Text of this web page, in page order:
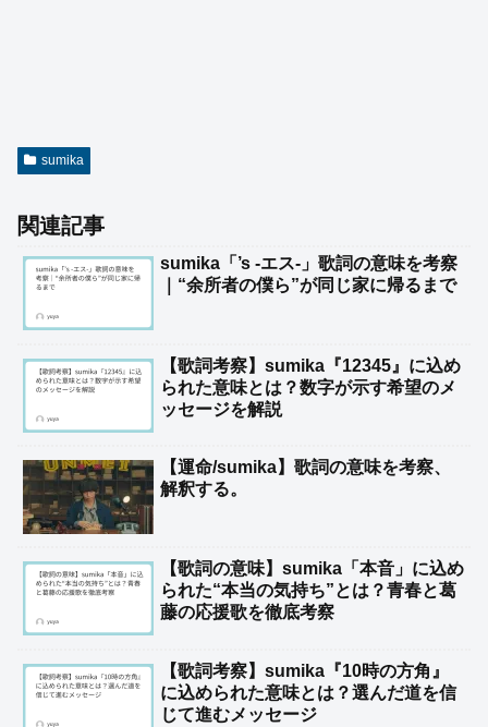
sumika
関連記事
sumika「’s -エス-」歌詞の意味を考察
｜“余所者の僕ら”が同じ家に帰るまで
【歌詞考察】sumika『12345』に込め
られた意味とは？数字が示す希望のメ
ッセージを解説
【運命/sumika】歌詞の意味を考察、
解釈する。
【歌詞の意味】sumika「本音」に込め
られた“本当の気持ち”とは？青春と葛
藤の応援歌を徹底考察
【歌詞考察】sumika『10時の方角』
に込められた意味とは？選んだ道を信
じて進むメッセージ